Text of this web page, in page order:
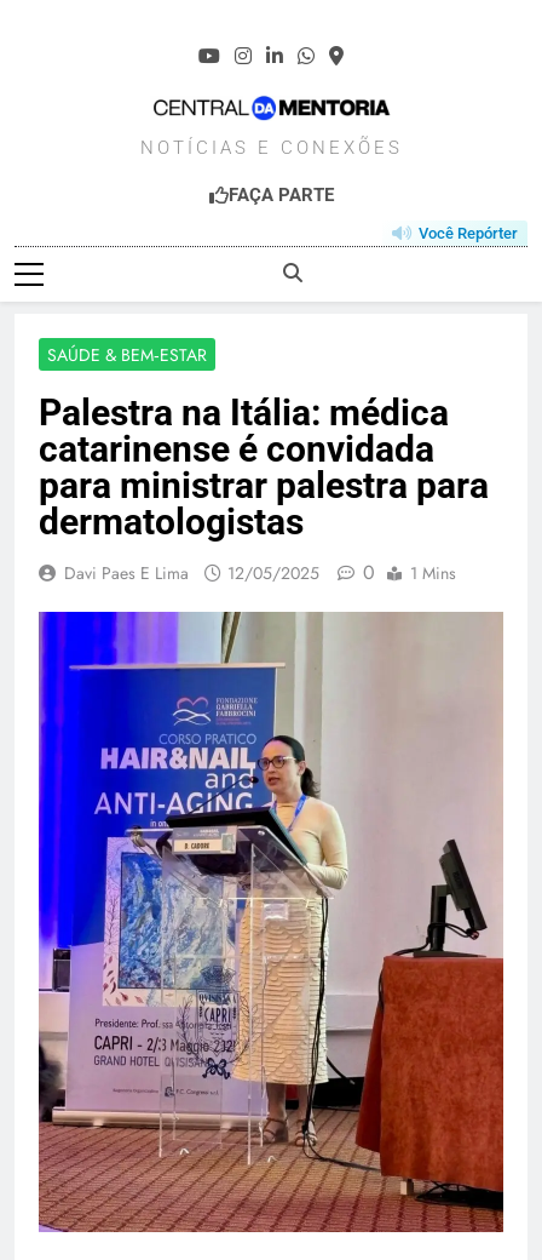
NOTÍCIAS E CONEXÕES
FAÇA PARTE
Você Repórter
SAÚDE & BEM‑ESTAR
Palestra na Itália: médica
catarinense é convidada
para ministrar palestra para
dermatologistas
Davi Paes E Lima 12/05/2025 0 1 Mins